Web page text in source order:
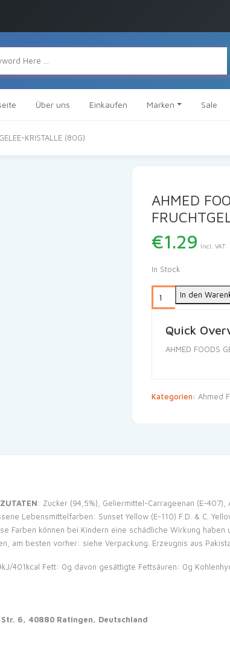
Über uns Einkaufen Marken Sale
KRISTALLE (80G)
AHMED
€1.29 Incl. VAT
In Stock
In den
Quick
AHMED FOODS
Kategorien: Ahmed
ZUTATEN: Zucker (94,5%), Geliermittel-Carrageenan (E-
Lebensmittelfarben: Sunset Yellow (E-110) F.D. & C.
Farben können bei Kindern eine schädliche Wirkung
am besten vorher: siehe Verpackung. Erzeugnis aus
401kcal Fett: 0g davon gesättigte Fettsäuren: 0g
Str. 6, 40880 Ratingen, Deutschland